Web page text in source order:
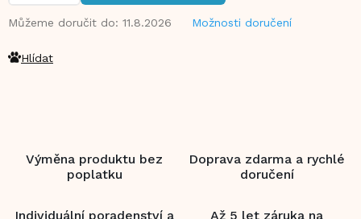
Můžeme doručit do: 11.8.2026 Možnosti doručení
Hlídat
Výměna produktu bez
poplatku
Doprava zdarma a rychlé
doručení
Individuální poradenství a Až 5 let záruka na